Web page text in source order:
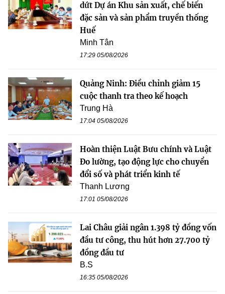
dứt Dự án Khu sản xuất, chế biến
đặc sản và sản phẩm truyền thống
Huế
Minh Tân
17:29 05/08/2026
Quảng Ninh: Điều chỉnh giảm 15
cuộc thanh tra theo kế hoạch
Trung Hà
17:04 05/08/2026
Hoàn thiện Luật Bưu chính và Luật
Đo lường, tạo động lực cho chuyển
đổi số và phát triển kinh tế
Thanh Lương
17:01 05/08/2026
Lai Châu giải ngân 1.398 tỷ đồng vốn
đầu tư công, thu hút hơn 27.700 tỷ
đồng đầu tư
B.S
16:35 05/08/2026